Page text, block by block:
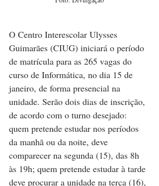
O Centro Interescolar Ulysses
Guimarães (CIUG) iniciará o período
de matrícula para as 265 vagas do
curso de Informática, no dia 15 de
janeiro, de forma presencial na
unidade. Serão dois dias de inscrição,
de acordo com o turno desejado:
quem pretende estudar nos períodos
da manhã ou da noite, deve
comparecer na segunda (15), das 8h
às 19h; quem pretende estudar à tarde
deve procurar a unidade na terça (16),